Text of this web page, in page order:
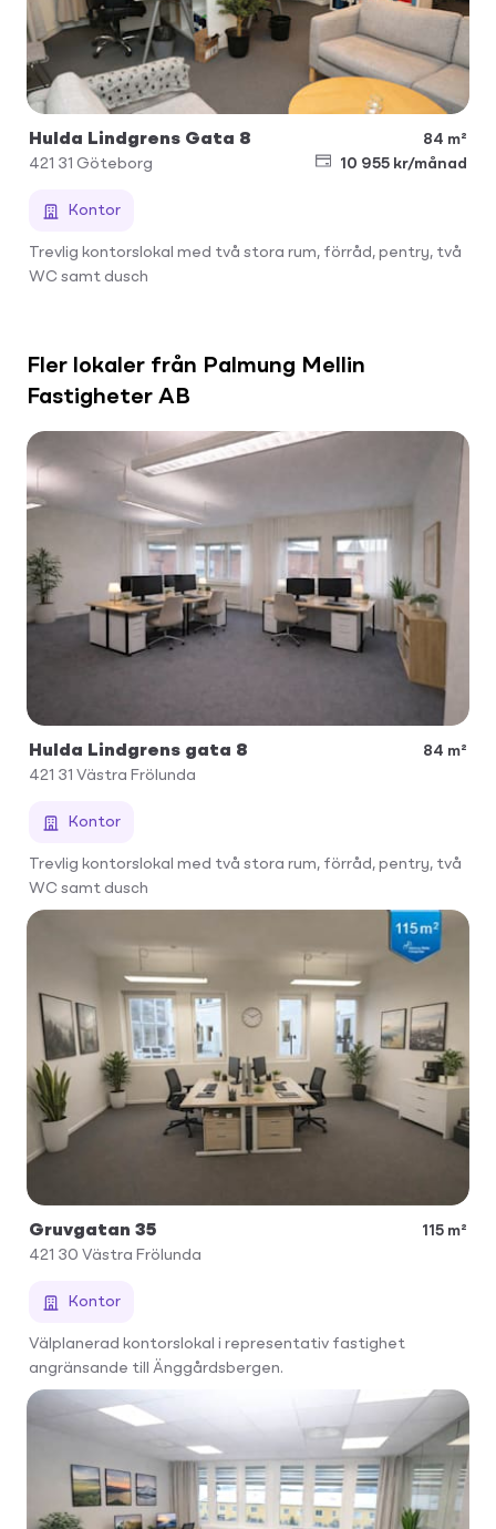
Hulda Lindgrens Gata 8
84 m²
421 31 Göteborg 10 955 kr/månad
Kontor
Trevlig kontorslokal med två stora rum, förråd, pentry, två
WC samt dusch
Fler lokaler från Palmung Mellin
Fastigheter AB
Hulda Lindgrens gata 8
84 m²
421 31 Västra Frölunda
Kontor
Trevlig kontorslokal med två stora rum, förråd, pentry, två
WC samt dusch
Gruvgatan 35
115 m²
421 30 Västra Frölunda
Kontor
Välplanerad kontorslokal i representativ fastighet
angränsande till Änggårdsbergen.